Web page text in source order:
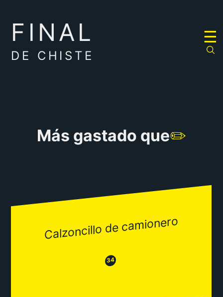
FINAL
DE CHISTE
☰
Más gastado que✏️
Calzoncillo de camionero
😒34😂